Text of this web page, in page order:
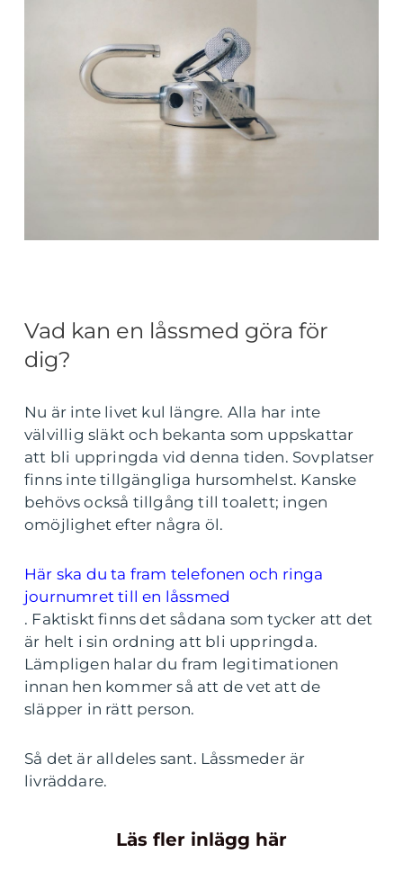
Vad kan en låssmed göra för
dig?
Nu är inte livet kul längre. Alla har inte
välvillig släkt och bekanta som uppskattar
att bli uppringda vid denna tiden. Sovplatser
finns inte tillgängliga hursomhelst. Kanske
behövs också tillgång till toalett; ingen
omöjlighet efter några öl.
Här ska du ta fram telefonen och ringa
journumret till en låssmed
. Faktiskt finns det sådana som tycker att det
är helt i sin ordning att bli uppringda.
Lämpligen halar du fram legitimationen
innan hen kommer så att de vet att de
släpper in rätt person.
Så det är alldeles sant. Låssmeder är
livräddare.
Läs fler inlägg här